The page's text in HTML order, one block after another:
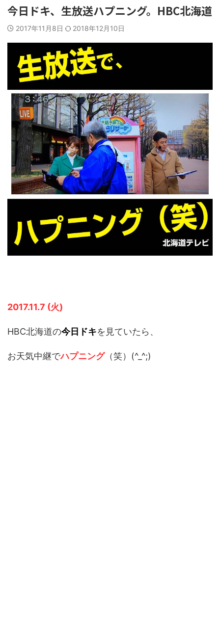
今日ドキ、生放送ハプニング。HBC北海道
2017年11月8日 2018年12月10日
2017.11.7 (火)
HBC北海道の今日ドキを見ていたら、
お天気中継でハプニング（笑）(^_^;)